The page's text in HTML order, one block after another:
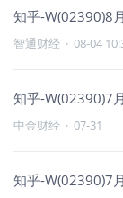
知乎-W(02390)8
智通财经 · 08-04
知乎-W(02390)7
中金财经 · 07-31
知乎-W(02390)7